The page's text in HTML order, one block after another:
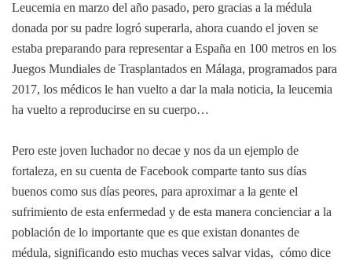
Leucemia en marzo del año pasado, pero gracias a la médula
donada por su padre logró superarla, ahora cuando el joven se
estaba preparando para representar a España en 100 metros en los
Juegos Mundiales de Trasplantados en Málaga, programados para
2017, los médicos le han vuelto a dar la mala noticia, la leucemia
ha vuelto a reproducirse en su cuerpo…
Pero este joven luchador no decae y nos da un ejemplo de
fortaleza, en su cuenta de Facebook comparte tanto sus días
buenos como sus días peores, para aproximar a la gente el
sufrimiento de esta enfermedad y de esta manera concienciar a la
población de lo importante que es que existan donantes de
médula, significando esto muchas veces salvar vidas, cómo dice